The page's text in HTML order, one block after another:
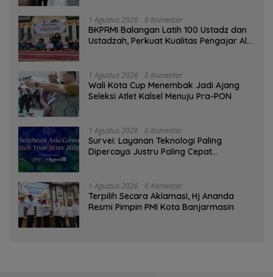
1 Agustus 2026 0 Komentar
BKPRMI Balangan Latih 100 Ustadz dan
Ustadzah, Perkuat Kualitas Pengajar Al-
1 Agustus 2026 0 Komentar
Wali Kota Cup Menembak Jadi Ajang
Seleksi Atlet Kalsel Menuju Pra-PON
1 Agustus 2026 0 Komentar
Survei: Layanan Teknologi Paling
Dipercaya Justru Paling Cepat
1 Agustus 2026 0 Komentar
‎Terpilih Secara Aklamasi, Hj Ananda
Resmi Pimpin PMI Kota Banjarmasin